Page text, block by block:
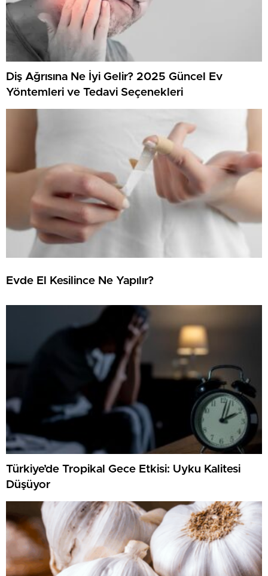
Diş Ağrısına Ne İyi Gelir? 2025 Güncel Ev
Yöntemleri ve Tedavi Seçenekleri
Evde El Kesilince Ne Yapılır?
Türkiye’de Tropikal Gece Etkisi: Uyku Kalitesi
Düşüyor